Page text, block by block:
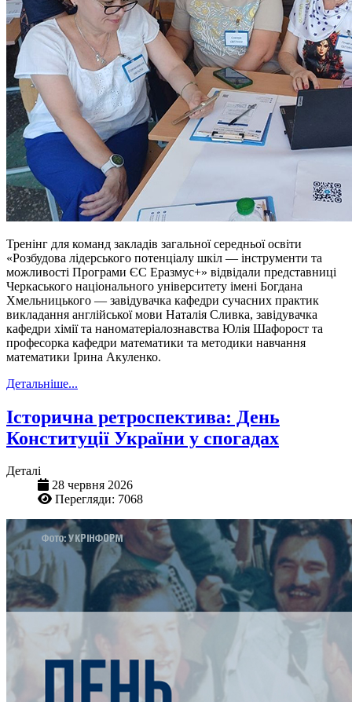
Тренінг для команд закладів загальної середньої освіти
«Розбудова лідерського потенціалу шкіл — інструменти та
можливості Програми ЄС Еразмус+» відвідали представниці
Черкаського національного університету імені Богдана
Хмельницького — завідувачка кафедри сучасних практик
викладання англійської мови Наталія Сливка, завідувачка
кафедри хімії та наноматеріалознавства Юлія Шафорост та
професорка кафедри математики та методики навчання
математики Ірина Акуленко.
Детальніше...
Історична ретроспектива: День
Конституції України у спогадах
Деталі
28 червня 2026
Перегляди: 7068